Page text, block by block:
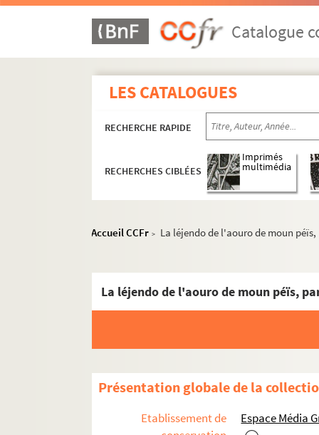
Catalogue
LES CATALOGUES
RECHERCHE RAPIDE
RECHERCHES CIBLÉES
Imprimés
multimédia
Accueil CCFr > La léjendo de l'aouro de moun
La léjendo de l'aouro de moun péïs,
Présentation globale de la
Etablissement de
Espace Média
ALB 3.1. Carte de Félibre de Paul Albarel
Les dignités du Félibrige
Maintenance du Languedoc